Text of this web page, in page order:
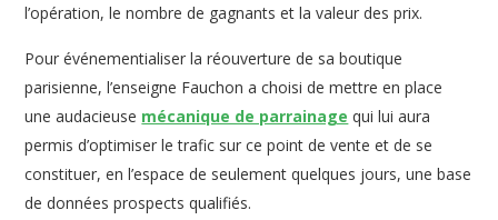
l’opération, le nombre de gagnants et la valeur des prix.
Pour événementialiser la réouverture de sa boutique
parisienne, l’enseigne Fauchon a choisi de mettre en place
une audacieuse mécanique de parrainage qui lui aura
permis d’optimiser le trafic sur ce point de vente et de se
constituer, en l’espace de seulement quelques jours, une base
de données prospects qualifiés.